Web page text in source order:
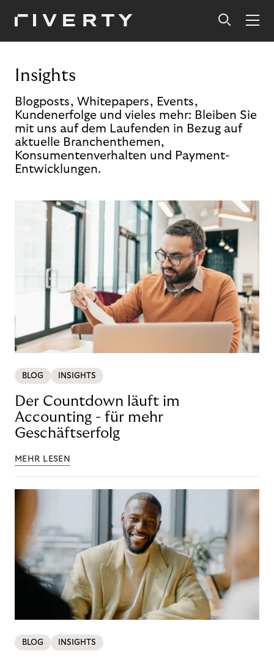
Insights
Blogposts, Whitepapers, Events,
Kundenerfolge und vieles mehr: Bleiben Sie
mit uns auf dem Laufenden in Bezug auf
aktuelle Branchenthemen,
Konsumentenverhalten und Payment-
Entwicklungen.
BLOG INSIGHTS
Der Countdown läuft im
Accounting - für mehr
Geschäftserfolg
MEHR LESEN
BLOG INSIGHTS